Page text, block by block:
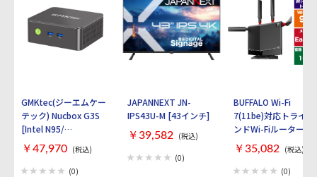
GMKtec(ジーエムケー
テック) Nucbox G3S
[Intel N95/
RAM:16GB/
SSD:512GB/ Windows
11 Pro]
￥47,970 (税込)
(0)
JAPANNEXT JN-
IPS43U-M [43インチ]
￥39,582 (税込)
(0)
BUFFALO Wi-Fi
7(11be)対応トライバ
ンドWi-Fiルーター
AirStation
WXR9300BE6P [ブラ
ック]
￥35,082 (税込)
(0)